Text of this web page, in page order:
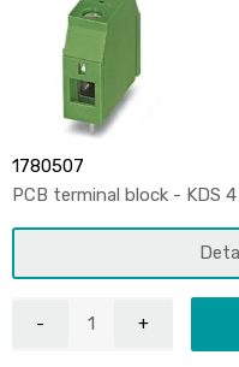
1780507
PCB terminal block - KDS 4